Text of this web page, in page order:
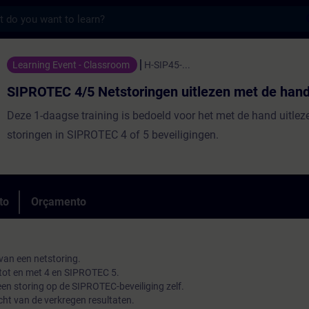
5 Netstoringen uitlezen met de hand. -
Learning Event - Classroom H-SIP45-...
SIPROTEC 4/5 Netstoringen uitlezen met de
Deze 1-daagse training is bedoeld voor het met de hand
storingen in SIPROTEC 4 of 5 beveiligingen.
Orçamento
een netstoring.
en met 4 en SIPROTEC 5.
storing op de SIPROTEC-beveiliging zelf.
van de verkregen resultaten.